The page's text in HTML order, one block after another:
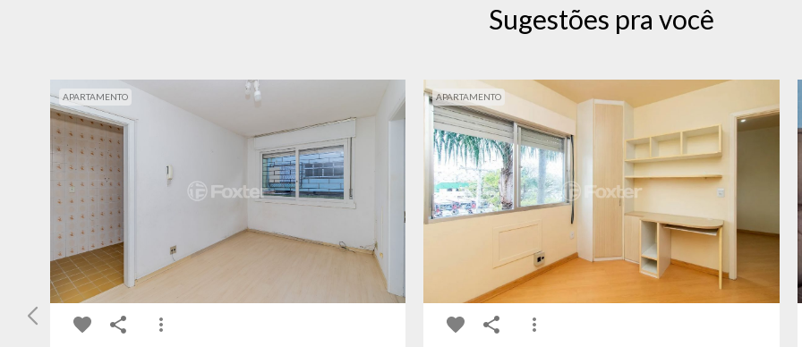
Sugestões pra você
APARTAMENTO APARTAMENTO